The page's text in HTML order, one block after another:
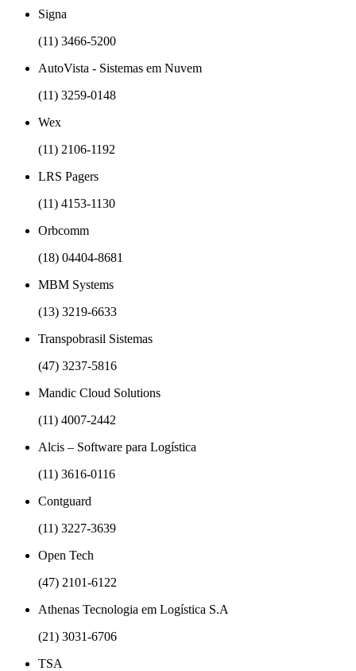
Signa
(11) 3466-5200
AutoVista - Sistemas em Nuvem
(11) 3259-0148
Wex
(11) 2106-1192
LRS Pagers
(11) 4153-1130
Orbcomm
(18) 04404-8681
MBM Systems
(13) 3219-6633
Transpobrasil Sistemas
(47) 3237-5816
Mandic Cloud Solutions
(11) 4007-2442
Alcis – Software para Logística
(11) 3616-0116
Contguard
(11) 3227-3639
Open Tech
(47) 2101-6122
Athenas Tecnologia em Logística S.A
(21) 3031-6706
TSA